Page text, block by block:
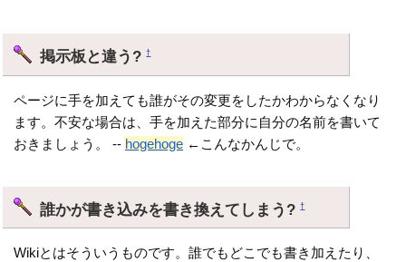
掲示板と違う?†
ページに手を加えても誰がその変更をしたかわからなくなり
ます。不安な場合は、手を加えた部分に自分の名前を書いて
おきましょう。 -- hogehoge ←こんなかんじで。
誰かが書き込みを書き換えてしまう?†
Wikiとはそういうものです。誰でもどこでも書き加えたり、